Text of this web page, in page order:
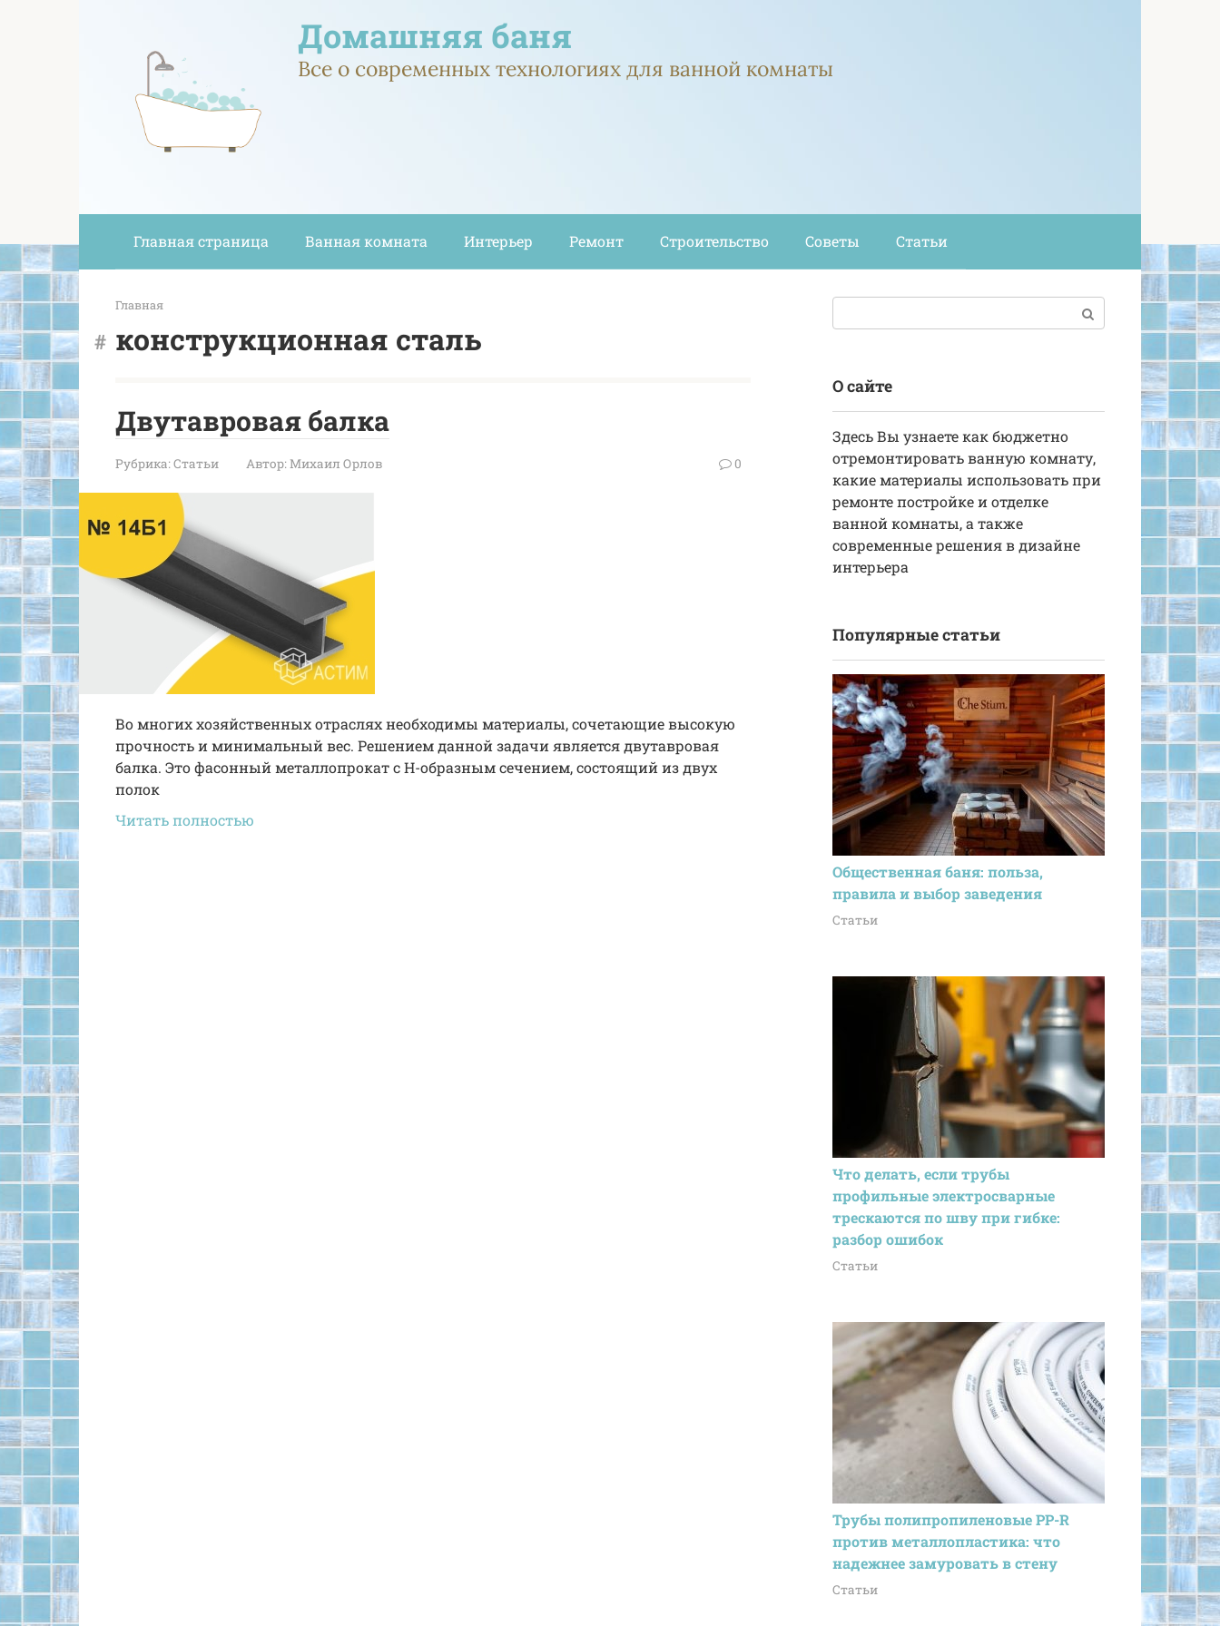
Домашняя баня
Все о современных технологиях для ванной комнаты
Главная страница Ванная комната Интерьер Ремонт Строительство Советы Статьи
Главная
конструкционная сталь
Двутавровая балка
Рубрика:Статьи Автор:Михаил Орлов 0
Во многих хозяйственных отраслях необходимы материалы, сочетающие высокую
прочность и минимальный вес. Решением данной задачи является двутавровая
балка. Это фасонный металлопрокат с Н-образным сечением, состоящий из двух
полок
Читать полностью
О сайте
Здесь Вы узнаете как бюджетно
отремонтировать ванную комнату,
какие материалы использовать при
ремонте постройке и отделке
ванной комнаты, а также
современные решения в дизайне
интерьера
Популярные статьи
Общественная баня: польза,
правила и выбор заведения
Статьи
Что делать, если трубы
профильные электросварные
трескаются по шву при гибке:
разбор ошибок
Статьи
Трубы полипропиленовые PP-R
против металлопластика: что
надежнее замуровать в стену
Статьи